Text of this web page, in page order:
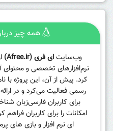
همه چیز
وب‌سایتای فری (Afree.ir)
نرم‌افزارهای تخصصی و محتوای
کرد. پیش از آن، این پروژه با
رسمی فعالیت می‌کرد و در
برای کاربران فارسی‌زبان
امکانات را برای کاربران
ای نرم افزار و بازی های